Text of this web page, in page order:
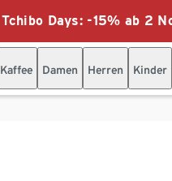
Tchibo Days: -15% ab 2
Kaffee Damen Herren Kinder